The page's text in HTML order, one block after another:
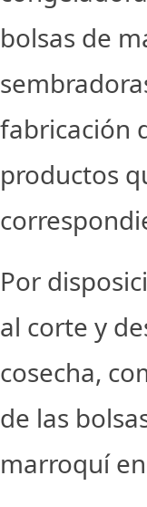
bolsas de
fabricación
productos
Por
al corte y
cosecha,
de las
marroquí